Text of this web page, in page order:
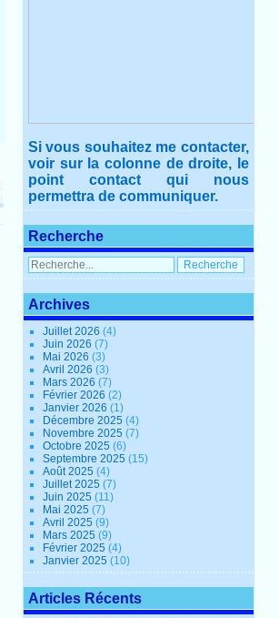
Si vous souhaitez me contacter,
voir sur la colonne de droite, le
point contact qui nous
permettra de communiquer.
Recherche
Archives
Juillet 2026(4)
Juin 2026(7)
Mai 2026(3)
Avril 2026(3)
Mars 2026(7)
Février 2026(2)
Janvier 2026(1)
Décembre 2025(4)
Novembre 2025(7)
Octobre 2025(6)
Septembre 2025(15)
Août 2025(4)
Juillet 2025(7)
Juin 2025(11)
Mai 2025(7)
Avril 2025(9)
Mars 2025(9)
Février 2025(4)
Janvier 2025(10)
Articles Récents